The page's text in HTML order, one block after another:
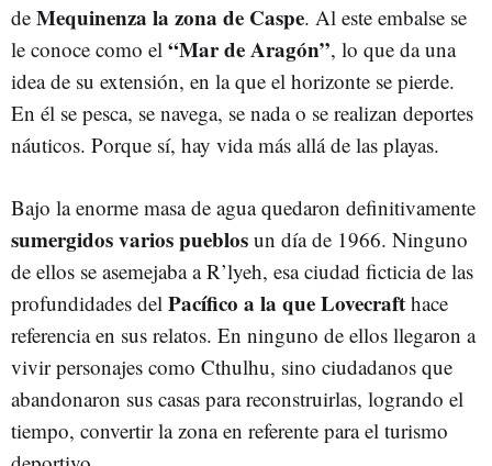
de Mequinenza la zona de Caspe. Al este embalse se
le conoce como el “Mar de Aragón”, lo que da una
idea de su extensión, en la que el horizonte se pierde.
En él se pesca, se navega, se nada o se realizan deportes
náuticos. Porque sí, hay vida más allá de las playas.
Bajo la enorme masa de agua quedaron definitivamente
sumergidos varios pueblos un día de 1966. Ninguno
de ellos se asemejaba a R’lyeh, esa ciudad ficticia de las
profundidades del Pacífico a la que Lovecraft hace
referencia en sus relatos. En ninguno de ellos llegaron a
vivir personajes como Cthulhu, sino ciudadanos que
abandonaron sus casas para reconstruirlas, logrando el
tiempo, convertir la zona en referente para el turismo